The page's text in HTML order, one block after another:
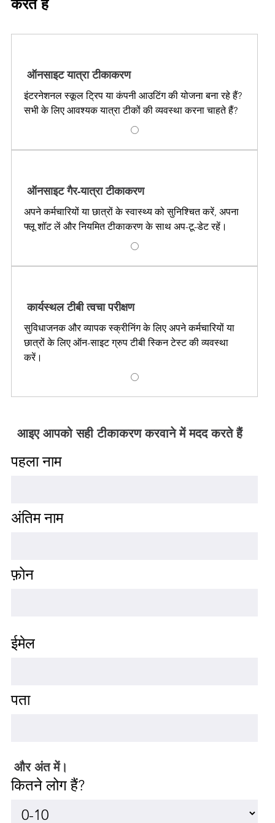
करते हैं
ऑनसाइट यात्रा टीकाकरण
इंटरनेशनल स्कूल ट्रिप या कंपनी आउटिंग की योजना बना रहे हैं?
सभी के लिए आवश्यक यात्रा टीकों की व्यवस्था करना चाहते हैं?
ऑनसाइट गैर-यात्रा टीकाकरण
अपने कर्मचारियों या छात्रों के स्वास्थ्य को सुनिश्चित करें, अपना
फ्लू शॉट लें और नियमित टीकाकरण के साथ अप-टू-डेट रहें।
कार्यस्थल टीबी त्वचा परीक्षण
सुविधाजनक और व्यापक स्क्रीनिंग के लिए अपने कर्मचारियों या
छात्रों के लिए ऑन-साइट ग्रुप टीबी स्किन टेस्ट की व्यवस्था
करें।
आइए आपको सही टीकाकरण करवाने में मदद करते हैं
पहला नाम
अंतिम नाम
फ़ोन
ईमेल
पता
और अंत में।
कितने लोग हैं?